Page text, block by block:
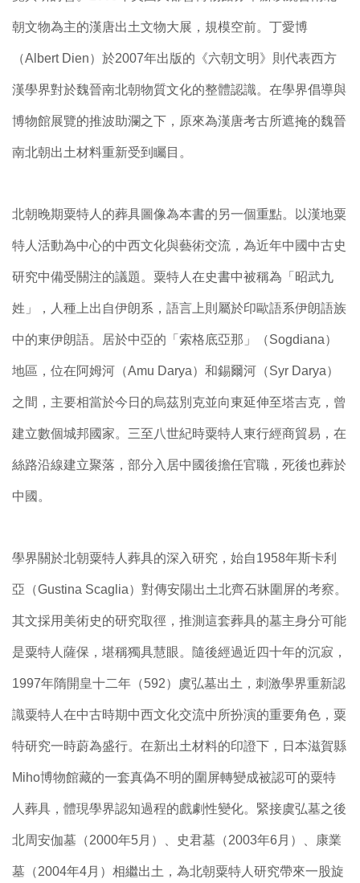
朝文物為主的漢唐出土文物大展，規模空前。丁愛博
（Albert Dien）於2007年出版的《六朝文明》則代表西方
漢學界對於魏晉南北朝物質文化的整體認識。在學界倡導與
博物館展覽的推波助瀾之下，原來為漢唐考古所遮掩的魏晉
南北朝出土材料重新受到矚目。
北朝晚期粟特人的葬具圖像為本書的另一個重點。以漢地粟
特人活動為中心的中西文化與藝術交流，為近年中國中古史
研究中備受關注的議題。粟特人在史書中被稱為「昭武九
姓」，人種上出自伊朗系，語言上則屬於印歐語系伊朗語族
中的東伊朗語。居於中亞的「索格底亞那」（Sogdiana）
地區，位在阿姆河（Amu Darya）和錫爾河（Syr Darya）
之間，主要相當於今日的烏茲別克並向東延伸至塔吉克，曾
建立數個城邦國家。三至八世紀時粟特人東行經商貿易，在
絲路沿線建立聚落，部分入居中國後擔任官職，死後也葬於
中國。
學界關於北朝粟特人葬具的深入研究，始自1958年斯卡利
亞（Gustina Scaglia）對傳安陽出土北齊石牀圍屏的考察。
其文採用美術史的研究取徑，推測這套葬具的墓主身分可能
是粟特人薩保，堪稱獨具慧眼。隨後經過近四十年的沉寂，
1997年隋開皇十二年（592）虞弘墓出土，刺激學界重新認
識粟特人在中古時期中西文化交流中所扮演的重要角色，粟
特研究一時蔚為盛行。在新出土材料的印證下，日本滋賀縣
Miho博物館藏的一套真偽不明的圍屏轉變成被認可的粟特
人葬具，體現學界認知過程的戲劇性變化。緊接虞弘墓之後
北周安伽墓（2000年5月）、史君墓（2003年6月）、康業
墓（2004年4月）相繼出土，為北朝粟特人研究帶來一股旋